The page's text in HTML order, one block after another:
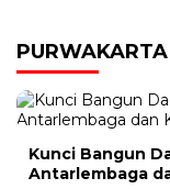
PURWAKARTA
Kunci Bangun
Antarlembaga